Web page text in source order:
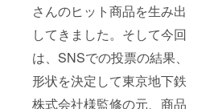
さんのヒット商品を生み出
してきました。そして今回
は、SNSでの投票の結果、
形状を決定して東京地下鉄
株式会社様監修の元、商品